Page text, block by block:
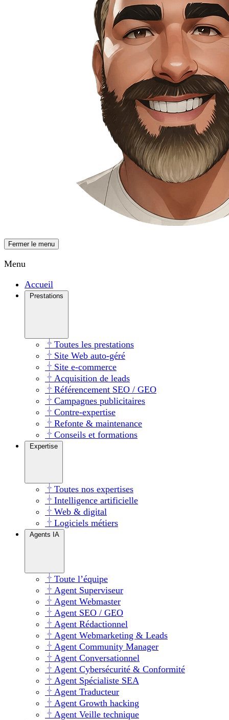
Fermer le menu
Menu
Accueil
Prestations
Toutes les prestations
Site Web auto-géré
Site e-commerce
Acquisition de leads
Référencement SEO / GEO
Campagnes publicitaires
Contre-expertise
Refonte & maintenance
Conseils et formations
Expertise
Toutes nos expertises
Intelligence artificielle
Web & digital
Logiciels métiers
Agents IA
Toute l’équipe
Agent Superviseur
Agent Webmaster
Agent SEO / GEO
Agent Rédactionnel
Agent Webmarketing & Leads
Agent Community Manager
Agent Conversationnel
Agent Cybersécurité & Conformité
Agent Spécialiste SEA
Agent Traducteur
Agent Growth hacking
Agent Veille technique